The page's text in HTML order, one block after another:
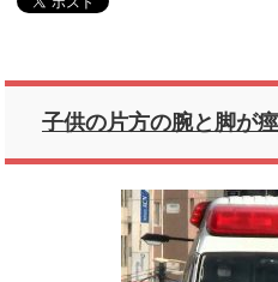
子供の片方の腕と脚が